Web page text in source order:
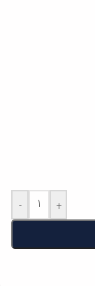
- +